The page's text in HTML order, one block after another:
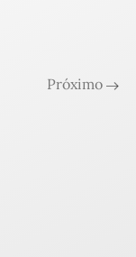
Próximo